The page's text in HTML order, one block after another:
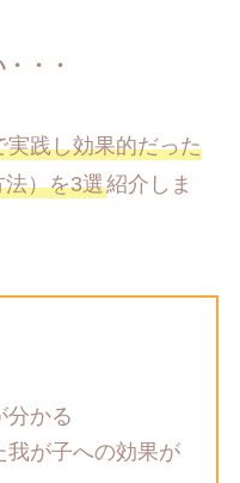
・・
実践し効果的だった
）を3選紹介しま
分かる
我が子への効果が